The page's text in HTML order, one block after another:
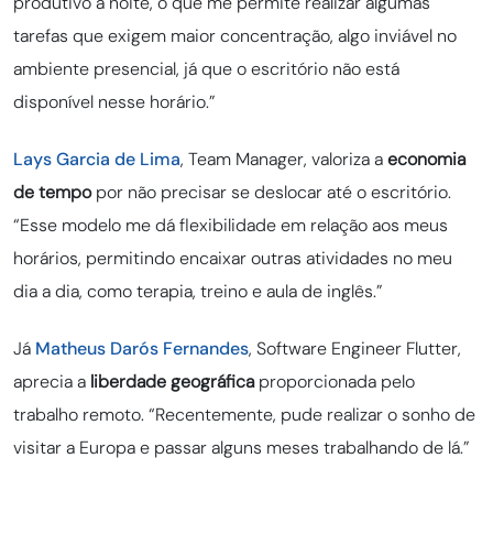
tarefas que exigem maior concentração, algo inviável no
ambiente presencial, já que o escritório não está
disponível nesse horário.”
Lays Garcia de Lima, Team Manager, valoriza aeconomia
de tempopor não precisar se deslocar até o escritório.
“Esse modelo me dá flexibilidade em relação aos meus
horários, permitindo encaixar outras atividades no meu
dia a dia, como terapia, treino e aula de inglês.”
Já Matheus Darós Fernandes, Software Engineer Flutter,
aprecia a liberdade geográficaproporcionada pelo
trabalho remoto. “Recentemente, pude realizar o sonho de
visitar a Europa e passar alguns meses trabalhando de lá.”